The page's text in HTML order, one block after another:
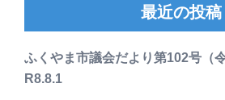
最近の投稿
ふくやま市議会だより第102号（
R8.8.1